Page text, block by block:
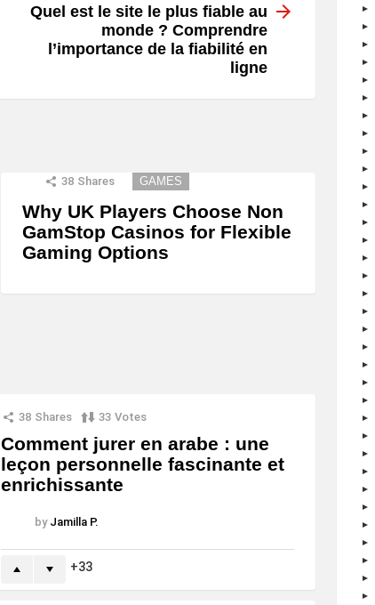
Quel est le site le plus fiable au
monde ? Comprendre
l’importance de la fiabilité en
ligne
38 Shares GAMES
Why UK Players Choose Non
GamStop Casinos for Flexible
Gaming Options
38 Shares 33 Votes
Comment jurer en arabe : une
leçon personnelle fascinante et
enrichissante
by Jamilla P.
33